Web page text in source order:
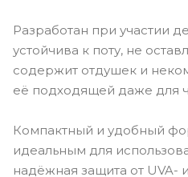
Разработан при участии
устойчива к поту, не
содержит отдушек и
её подходящей даже для
Компактный и удобный
идеальным для
надёжная защита от UVA-